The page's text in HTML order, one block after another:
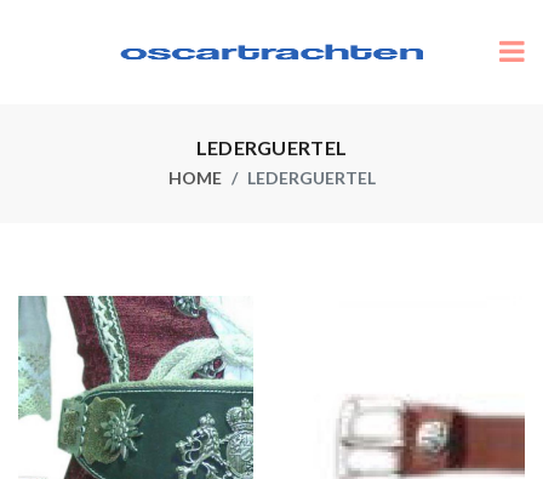
LEDERGUERTEL
HOME LEDERGUERTEL